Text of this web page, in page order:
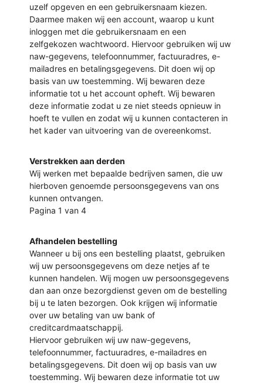
uzelf opgeven en een gebruikersnaam kiezen.
Daarmee maken wij een account, waarop u kunt
inloggen met die gebruikersnaam en een
zelfgekozen wachtwoord. Hiervoor gebruiken wij uw
naw-gegevens, telefoonnummer, factuuradres, e-
mailadres en betalingsgegevens. Dit doen wij op
basis van uw toestemming. Wij bewaren deze
informatie tot u het account opheft. Wij bewaren
deze informatie zodat u ze niet steeds opnieuw in
hoeft te vullen en zodat wij u kunnen contacteren in
het kader van uitvoering van de overeenkomst.
Verstrekken aan derden
Wij werken met bepaalde bedrijven samen, die uw
hierboven genoemde persoonsgegevens van ons
kunnen ontvangen.
Pagina 1 van 4
Afhandelen bestelling
Wanneer u bij ons een bestelling plaatst, gebruiken
wij uw persoonsgegevens om deze netjes af te
kunnen handelen. Wij mogen uw persoonsgegevens
dan aan onze bezorgdienst geven om de bestelling
bij u te laten bezorgen. Ook krijgen wij informatie
over uw betaling van uw bank of
creditcardmaatschappij.
Hiervoor gebruiken wij uw naw-gegevens,
telefoonnummer, factuuradres, e-mailadres en
betalingsgegevens. Dit doen wij op basis van uw
toestemming. Wij bewaren deze informatie tot uw